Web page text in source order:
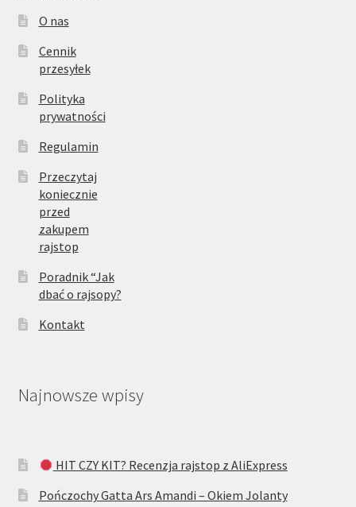
O nas
Cennik
przesyłek
Polityka
prywatności
Regulamin
Przeczytaj
koniecznie
przed
zakupem
rajstop
Poradnik “Jak
dbać o rajsopy?
Kontakt
Najnowsze wpisy
HIT CZY KIT? Recenzja rajstop z AliExpress
Pończochy Gatta Ars Amandi – Okiem Jolanty